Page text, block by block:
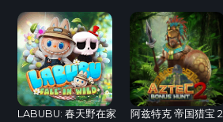
LABUBU: 春天野在家 阿兹特克 帝国猎宝 2